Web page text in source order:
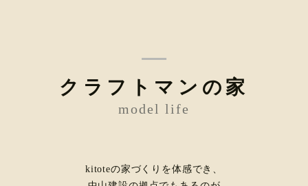
クラフトマンの家
model life
kitoteの家づくりを体感でき、